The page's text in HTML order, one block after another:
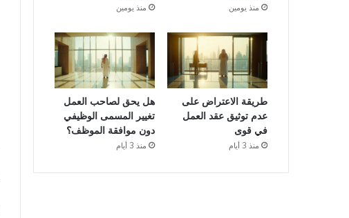
منذ يومين منذ يومين
طريقة الاعتراض على
عدم توثيق عقد العمل
في قوى
منذ 3 أيام
هل يحق لصاحب العمل
تغيير المسمى الوظيفي
دون موافقة الموظف؟
منذ 3 أيام